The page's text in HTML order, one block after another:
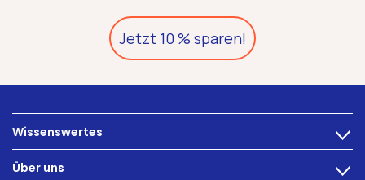
Jetzt 10 % sparen!
Wissenswertes >
Ernährung
Über uns >